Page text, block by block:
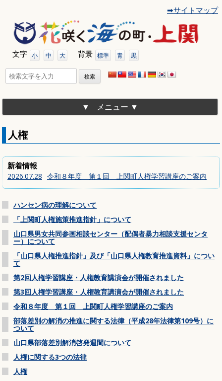
動
➡サイトマップ
文字 小 中 大 背景 標準 青 黒
検
索:
メニュー
人権
新着情報
2026.07.28 令和８年度 第１回 上関町人権学習講座のご案内
ハンセン病の理解について
「上関町人権施策推進指針」について
山口県男女共同参画相談センター（配偶者暴力相談支援センタ
ー）について
「山口県人権推進指針」及び「山口県人権教育推進資料」につい
て
第2回人権学習講座・人権教育講演会が開催されました
第3回人権学習講座・人権教育講演会が開催されました
令和８年度 第１回 上関町人権学習講座のご案内
部落差別の解消の推進に関する法律（平成28年法律第109号）に
ついて
山口県部落差別解消啓発週間について
人権に関する3つの法律
人権